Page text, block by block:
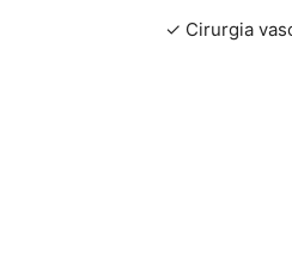
✓ Cirurgia